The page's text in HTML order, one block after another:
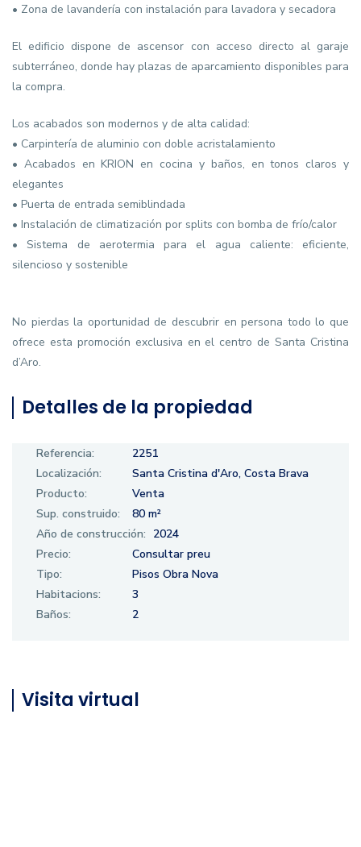
• Zona de lavandería con instalación para lavadora y secadora
El edificio dispone de ascensor con acceso directo al garaje
subterráneo, donde hay plazas de aparcamiento disponibles para
la compra.
Los acabados son modernos y de alta calidad:
• Carpintería de aluminio con doble acristalamiento
• Acabados en KRION en cocina y baños, en tonos claros y
elegantes
• Puerta de entrada semiblindada
• Instalación de climatización por splits con bomba de frío/calor
• Sistema de aerotermia para el agua caliente: eficiente,
silencioso y sostenible
No pierdas la oportunidad de descubrir en persona todo lo que
ofrece esta promoción exclusiva en el centro de Santa Cristina
d’Aro.
Detalles de la propiedad
Referencia:
2251
Localización:
Santa Cristina d'Aro, Costa Brava
Producto:
Venta
Sup. construido:
80 m²
Año de construcción: 2024
Precio:
Consultar preu
Tipo:
Pisos Obra Nova
Habitacions:
3
Baños:
2
Visita virtual